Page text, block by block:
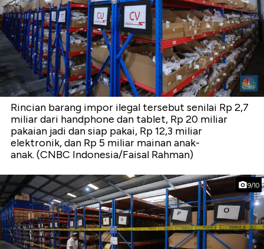
Rincian barang impor ilegal tersebut senilai Rp 2,7
miliar dari handphone dan tablet, Rp 20 miliar
pakaian jadi dan siap pakai, Rp 12,3 miliar
elektronik, dan Rp 5 miliar mainan anak-
anak. (CNBC Indonesia/Faisal Rahman)
9/10